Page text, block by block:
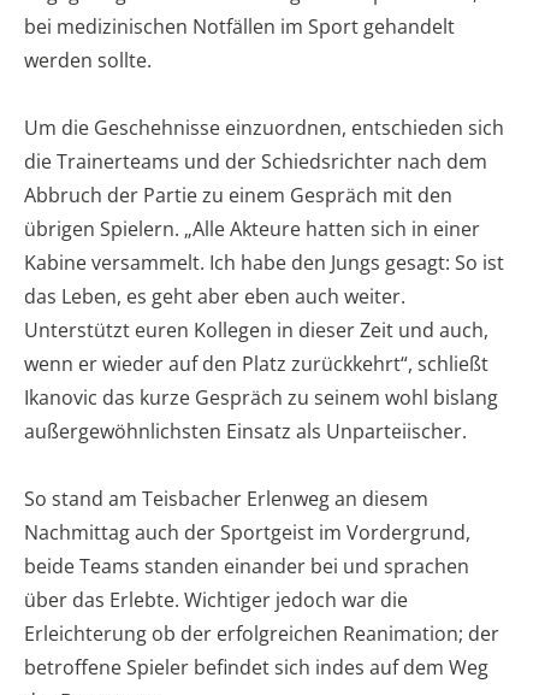
bei medizinischen Notfällen im Sport gehandelt
werden sollte.
Um die Geschehnisse einzuordnen, entschieden sich
die Trainerteams und der Schiedsrichter nach dem
Abbruch der Partie zu einem Gespräch mit den
übrigen Spielern. „Alle Akteure hatten sich in einer
Kabine versammelt. Ich habe den Jungs gesagt: So ist
das Leben, es geht aber eben auch weiter.
Unterstützt euren Kollegen in dieser Zeit und auch,
wenn er wieder auf den Platz zurückkehrt“, schließt
Ikanovic das kurze Gespräch zu seinem wohl bislang
außergewöhnlichsten Einsatz als Unparteiischer.
So stand am Teisbacher Erlenweg an diesem
Nachmittag auch der Sportgeist im Vordergrund,
beide Teams standen einander bei und sprachen
über das Erlebte. Wichtiger jedoch war die
Erleichterung ob der erfolgreichen Reanimation; der
betroffene Spieler befindet sich indes auf dem Weg